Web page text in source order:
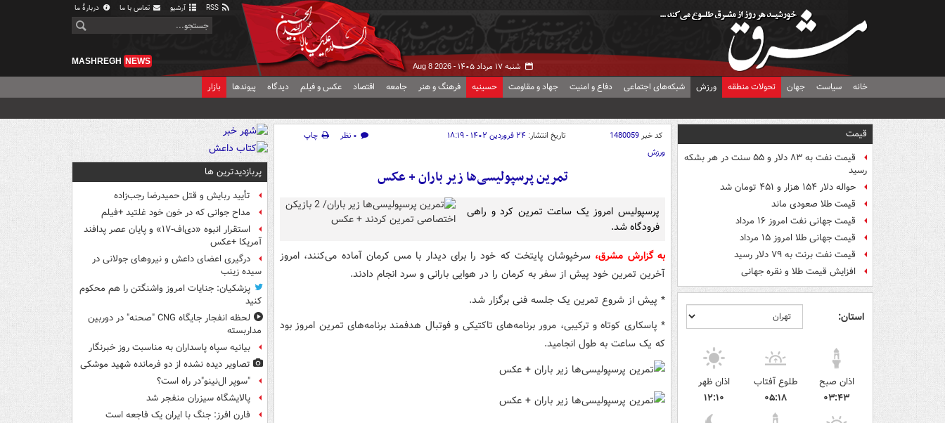
آرشیو تماس با ما دربارهٔ ما
شنبه ۱۷ مرداد ۱۴۰۵ - Aug 8 2026
MASHREGH NEWS
خانه سیاست جهان تحولات منطقه ورزش شبکه‌های اجتماعی دفاع و امنیت جهاد و مقاومت حسینیه فرهنگ و هنر جامعه اقتصاد عکس و فیلم دیدگاه پیوندها بازار
قیمت
قیمت نفت به ۸۳ دلار و ۵۵ سنت در هر بشکه
رسید
حواله دلار ۱۵۴ هزار و ۴۵۱ تومان شد
قیمت طلا صعودی ماند
قیمت جهانی نفت امروز ۱۶ مرداد
قیمت جهانی طلا امروز ۱۵ مرداد
قیمت نفت برنت به ۷۹ دلار رسید
افزایش قیمت طلا و نقره جهانی
استان:
اذان صبح
۰۳:۴۳
طلوع آفتاب
۰۵:۱۸
اذان ظهر
۱۲:۱۰
کد خبر1480059 تاریخ انتشار: ۲۴ فروردین ۱۴۰۲ - ۱۸:۱۹ ۰ نظر
چاپ
ورزش
تمرین پرسپولیسی‌ها زیر باران + عکس
پرسپولیس امروز یک ساعت تمرین کرد و راهی
فرودگاه شد.
به گزارش مشرق، سرخپوشان پایتخت که خود را برای دیدار با مس کرمان آماده می‌کنند، امروز
آخرین تمرین خود پیش از سفر به کرمان را در هوایی بارانی و سرد انجام دادند.
* پیش از شروع تمرین یک جلسه فنی برگزار شد.
* پاسکاری کوتاه و ترکیبی، مرور برنامه‌های تاکتیکی و فوتبال هدفمند برنامه‌های تمرین امروز بود
که یک ساعت به طول انجامید.
پربازدیدترین ها
تأیید ربایش و قتل حمیدرضا رجب‌زاده
مداح جوانی که در خون خود غلتید +فیلم
استقرار انبوه «دی‌اف‑۱۷» و پایان عصر پدافند
آمریکا +عکس
درگیری اعضای داعش و نیروهای جولانی در
سیده زینب
پزشکیان: جنایات امروز واشنگتن را هم محکوم
کنید
لحظه انفجار جایگاه CNG "صحنه" در دوربین
مداربسته
بیانیه سپاه پاسداران به مناسبت روز خبرنگار
تصاویر دیده‌ نشده از دو فرمانده شهید موشکی
"سوپر ال‌نینو"در راه است؟
پالایشگاه سیزران منفجر شد
فارن افرز: جنگ با ایران یک فاجعه است